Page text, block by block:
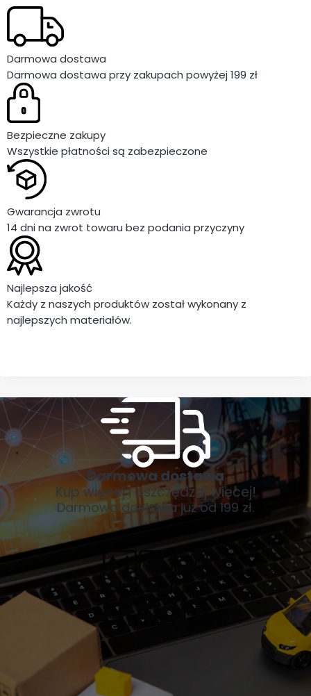
delektując się aromatycznymi
potrawami. Niezależnie od tego,
czy jesteś zapalonym
grillomaniakiem organizującym
weekendowe biesiady, czy tylko
okazjonalnym miłośnikiem
pieczenia na świeżym powietrzu,
jednym z kluczowych elementów,
o którym nie można zapomnieć,
jest pokrowiec do grilla. Wybór
odpowiedniego pokrowca ma
ogromne znaczenie dla
utrzymania Twojego sprzętu w
dobrym stanie, a oto kilka
powodów, dla których warto
zainwestować w wysokiej jakości
pokrowiec do grillowania.
Darmowa dostawa
Darmowa dostawa przy zakupach powyżej 199 zł
Bezpieczne zakupy
Wszystkie płatności są zabezpieczone
Gwarancja zwrotu
14 dni na zwrot towaru bez podania przyczyny
Najlepsza jakość
Każdy z naszych produktów został wykonany z
najlepszych materiałów.
Darmowa dostawa
Kup więcej i oszczędzaj więcej!
Darmowa dostawa już od 199 zł.